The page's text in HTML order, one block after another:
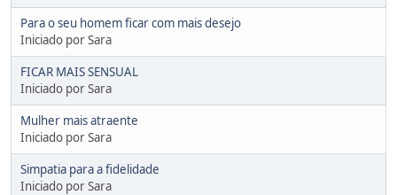
Para o seu homem ficar com mais desejo
Iniciado por Sara
FICAR MAIS SENSUAL
Iniciado por Sara
Mulher mais atraente
Iniciado por Sara
Simpatia para a fidelidade
Iniciado por Sara